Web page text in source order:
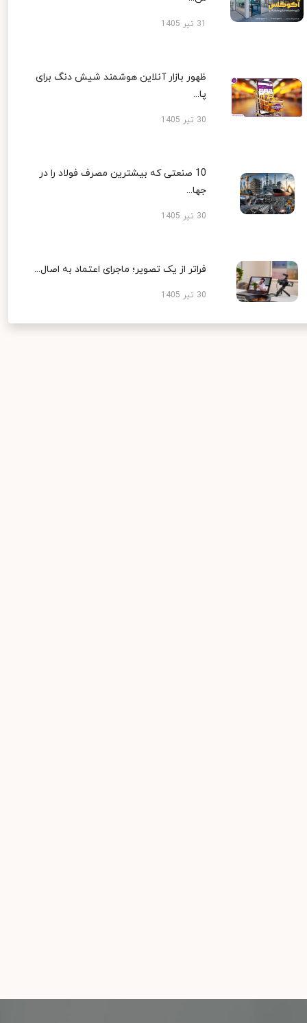
ظهور بازار آنلاین هوشمند شیش دنگ برای
پا...
30 تیر 1405
10 صنعتی که بیشترین مصرف فولاد را در
جها...
30 تیر 1405
فراتر از یک تصویر؛ ماجرای اعتماد به اصال...
30 تیر 1405